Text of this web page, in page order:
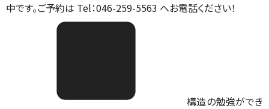
中です。ご予約は Tel：046-259-5563 へお電話ください！
構造の勉強ができ